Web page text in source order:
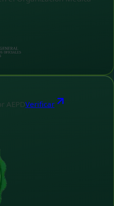
AEPDVerificar